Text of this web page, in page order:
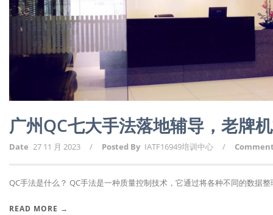
广州QC七大手法落地辅导，老牌
Date 27 11 月 2023 / Posted By IATF16949培训中心 /
QC手法是什么？ QC手法是一种质量控制技术，它通过将各种不同的数据整
READ MORE →